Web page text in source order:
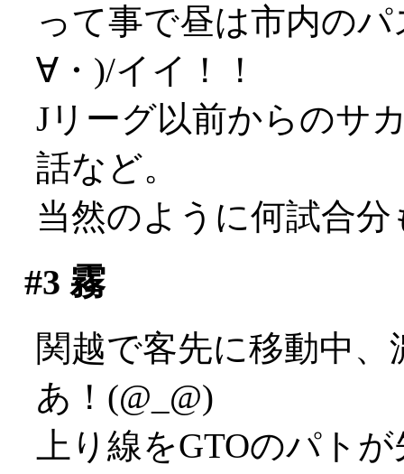
って事で昼は市内の
∀・)/イイ！！
Jリーグ以前からのサ
話など。
当然のように何試合
#3 霧
関越で客先に移動中
あ！(@_@)
上り線をGTOのパト